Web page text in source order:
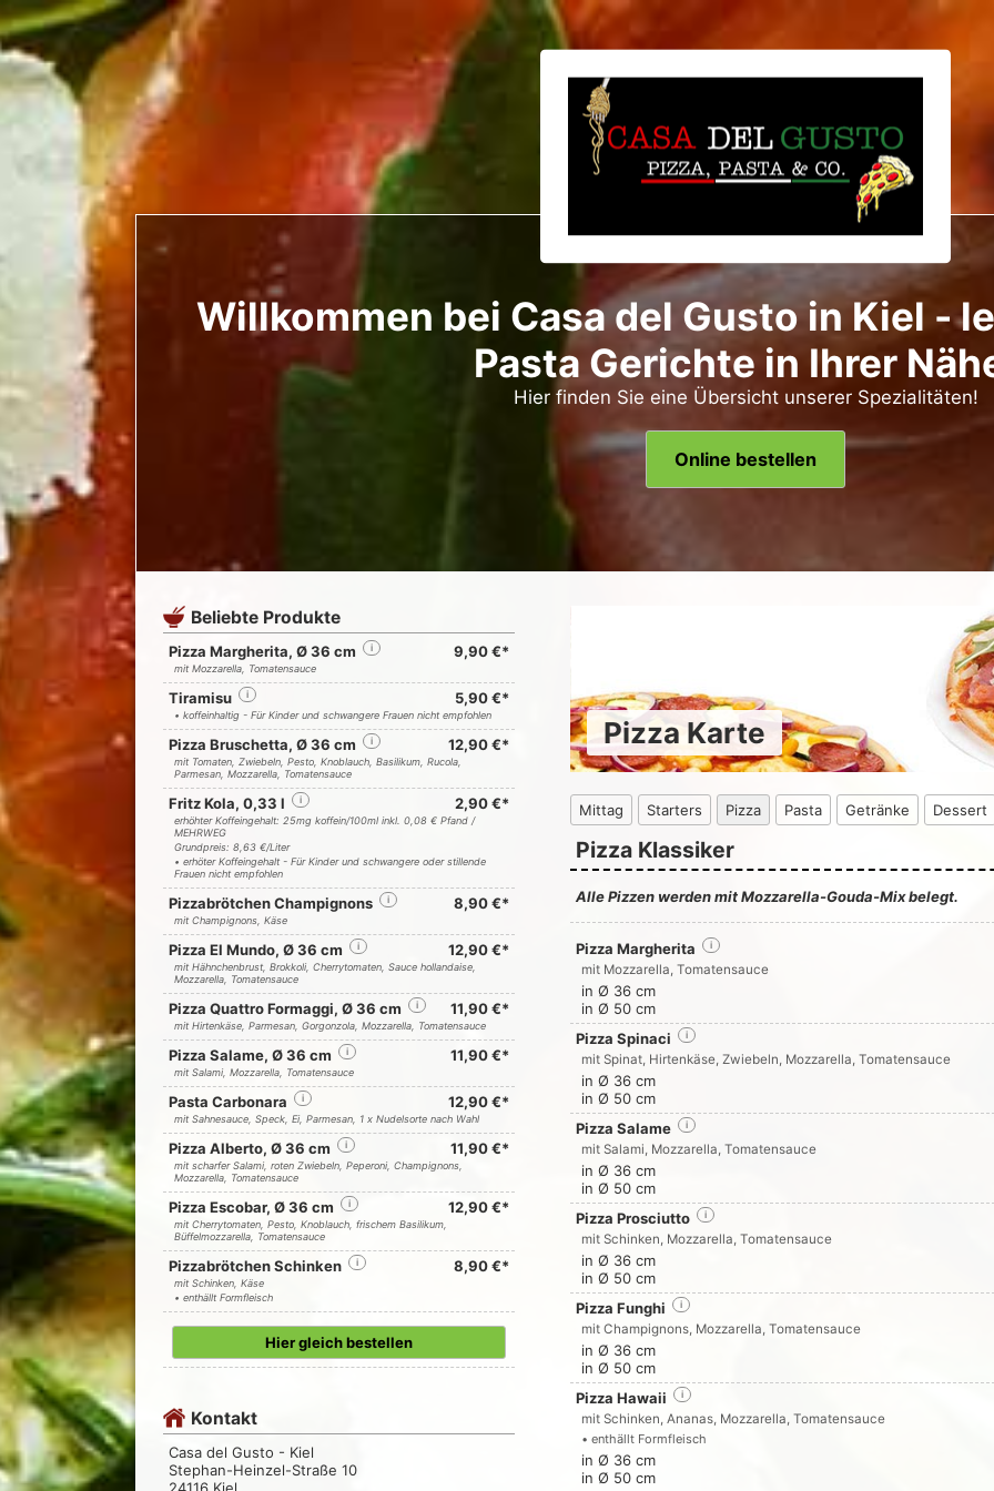
Willkommen bei Casa del Gusto in Kiel -
Pasta Gerichte in Ihrer
Hier finden Sie eine Übersicht unserer Spezialitäten!
Online bestellen
Beliebte Produkte
Pizza Margherita, Ø 36 cm i 9,90 €*
mit Mozzarella, Tomatensauce
Tiramisu i 5,90 €*
• koffeinhaltig - Für Kinder und schwangere Frauen nicht empfohlen
Pizza Bruschetta, Ø 36 cm i 12,90 €*
mit Tomaten, Zwiebeln, Pesto, Knoblauch, Basilikum, Rucola,
Parmesan, Mozzarella, Tomatensauce
Fritz Kola, 0,33 l i 2,90 €*
erhöhter Koffeingehalt: 25mg koffein/100ml inkl. 0,08 € Pfand /
MEHRWEG
Grundpreis: 8,63 €/Liter
• erhöter Koffeingehalt - Für Kinder und schwangere oder stillende
Frauen nicht empfohlen
Pizzabrötchen Champignons i 8,90 €*
mit Champignons, Käse
Pizza El Mundo, Ø 36 cm i 12,90 €*
mit Hähnchenbrust, Brokkoli, Cherrytomaten, Sauce hollandaise,
Mozzarella, Tomatensauce
Pizza Quattro Formaggi, Ø 36 cm i 11,90 €*
mit Hirtenkäse, Parmesan, Gorgonzola, Mozzarella, Tomatensauce
Pizza Salame, Ø 36 cm i 11,90 €*
mit Salami, Mozzarella, Tomatensauce
Pasta Carbonara i 12,90 €*
mit Sahnesauce, Speck, Ei, Parmesan, 1 x Nudelsorte nach Wahl
Pizza Alberto, Ø 36 cm i 11,90 €*
mit scharfer Salami, roten Zwiebeln, Peperoni, Champignons,
Mozzarella, Tomatensauce
Pizza Escobar, Ø 36 cm i 12,90 €*
mit Cherrytomaten, Pesto, Knoblauch, frischem Basilikum,
Büffelmozzarella, Tomatensauce
Pizzabrötchen Schinken i 8,90 €*
mit Schinken, Käse
• enthällt Formfleisch
Hier gleich bestellen
Kontakt
Casa del Gusto - Kiel
Stephan-Heinzel-Straße 10
Pizza Karte
Mittag Starters Pizza Pasta Getränke Dessert
Pizza Klassiker
Alle Pizzen werden mit Mozzarella-Gouda-Mix belegt.
Pizza Margherita i
mit Mozzarella, Tomatensauce
in Ø 36 cm
in Ø 50 cm
Pizza Spinaci
i
mit Spinat, Hirtenkäse, Zwiebeln, Mozzarella, Tomatensauce
in Ø 36 cm
in Ø 50 cm
Pizza Salame
i
mit Salami, Mozzarella, Tomatensauce
in Ø 36 cm
in Ø 50 cm
Pizza Prosciutto
i
mit Schinken, Mozzarella, Tomatensauce
in Ø 36 cm
in Ø 50 cm
Pizza Funghi
i
mit Champignons, Mozzarella, Tomatensauce
in Ø 36 cm
in Ø 50 cm
Pizza Hawaii
i
mit Schinken, Ananas, Mozzarella, Tomatensauce
• enthällt Formfleisch
in Ø 36 cm
in Ø 50 cm